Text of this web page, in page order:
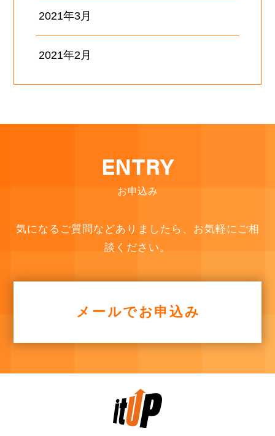
2021年3月
2021年2月
ENTRY
お申込み
気になるご質問などありましたら、お気軽にご相
談ください。
メールでお申込み